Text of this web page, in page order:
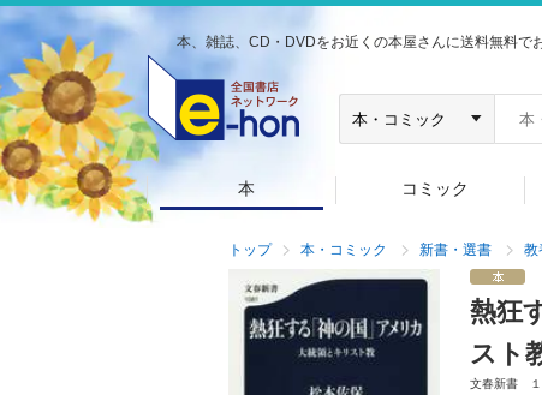
本、雑誌、CD・DVDをお近くの本屋さんに送料無料で
本 コミック
トップ 本・コミック 新書・選書 教
熱狂
スト
文春新書 １